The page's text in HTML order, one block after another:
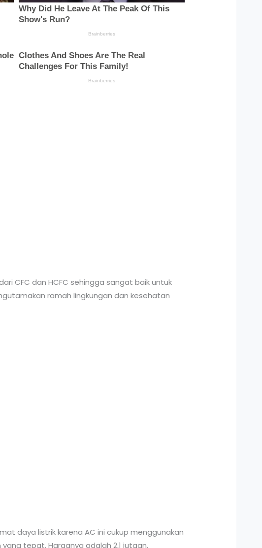
CFC dan HCFC sehingga sangat baik untuk
ramah lingkungan dan kesehatan
daya listrik karena AC ini cukup menggunakan
tepat. Harganya adalah 2,1 jutaan.